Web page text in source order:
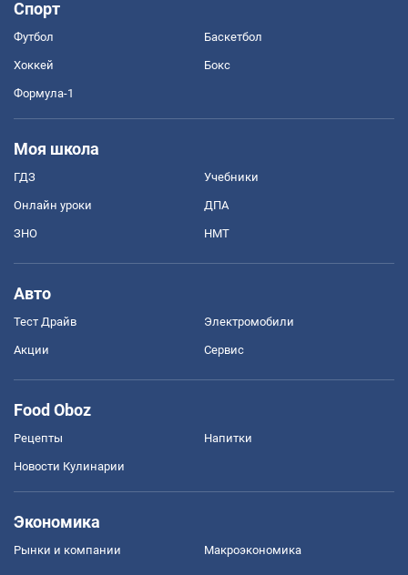
Спорт
Футбол Баскетбол
Хоккей Бокс
Формула-1
Моя школа
ГДЗ Учебники
Онлайн уроки ДПА
ЗНО НМТ
Авто
Тест Драйв Электромобили
Акции Сервис
Food Oboz
Рецепты Напитки
Новости Кулинарии
Экономика
Рынки и компании Mакроэкономика